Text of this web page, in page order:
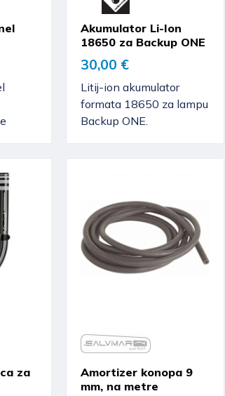
Akumulator Li-Ion
18650 za Backup ONE
30,00 €
Litij-ion akumulator
formata 18650 za lampu
Backup ONE.
za
Amortizer konopa 9
mm, na metre